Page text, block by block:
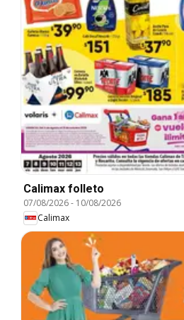
Calimax folleto
07/08/2026- 10/08/2026
Calimax